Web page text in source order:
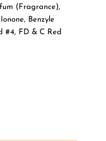
(Fragrance),
Benzyle
#4, FD & C Red